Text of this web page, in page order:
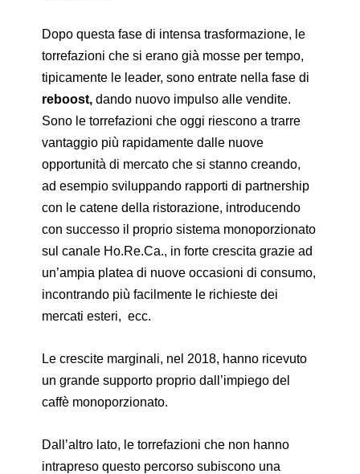
Dopo questa fase di intensa trasformazione, le
torrefazioni che si erano già mosse per tempo,
tipicamente le leader, sono entrate nella fase di
reboost, dando nuovo impulso alle vendite.
Sono le torrefazioni che oggi riescono a trarre
vantaggio più rapidamente dalle nuove
opportunità di mercato che si stanno creando,
ad esempio sviluppando rapporti di partnership
con le catene della ristorazione, introducendo
con successo il proprio sistema monoporzionato
sul canale Ho.Re.Ca., in forte crescita grazie ad
un’ampia platea di nuove occasioni di consumo,
incontrando più facilmente le richieste dei
mercati esteri, ecc.
Le crescite marginali, nel 2018, hanno ricevuto
un grande supporto proprio dall’impiego del
caffè monoporzionato.
Dall’altro lato, le torrefazioni che non hanno
intrapreso questo percorso subiscono una